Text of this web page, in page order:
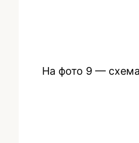
На фото 9 —